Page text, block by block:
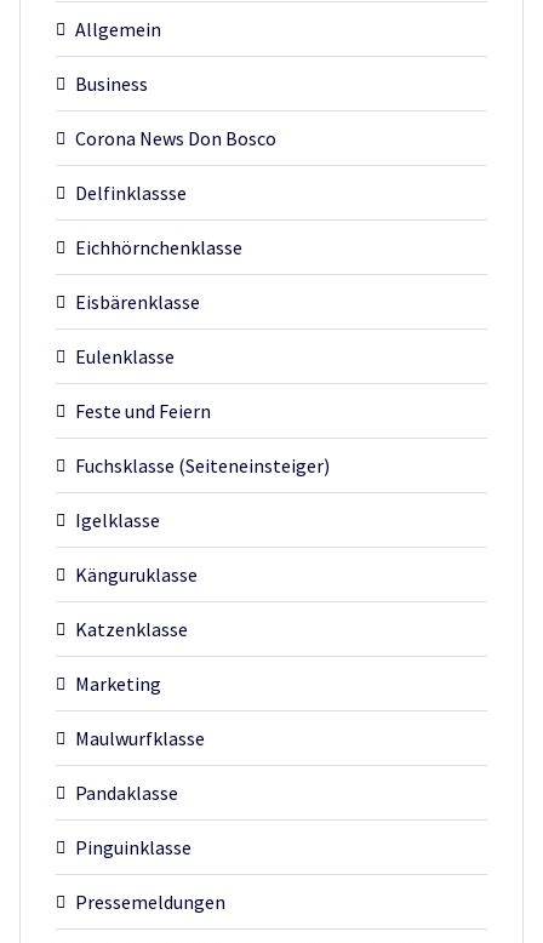
Allgemein
Business
Corona News Don Bosco
Delfinklassse
Eichhörnchenklasse
Eisbärenklasse
Eulenklasse
Feste und Feiern
Fuchsklasse (Seiteneinsteiger)
Igelklasse
Känguruklasse
Katzenklasse
Marketing
Maulwurfklasse
Pandaklasse
Pinguinklasse
Pressemeldungen